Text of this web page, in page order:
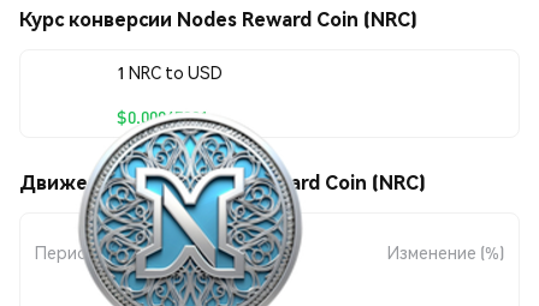
Курс конверсии Nodes Reward Coin (NRC)
1 NRC to USD
$0.00067921
Движения цены Nodes Reward Coin (NRC)
Период
Изменение
суммы
Изменение (%)